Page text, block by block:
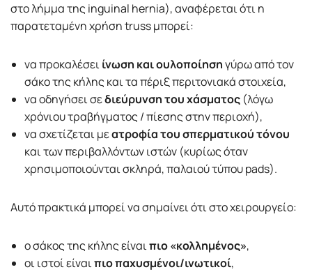
στο λήμμα της inguinal hernia), αναφέρεται ότι η
παρατεταμένη χρήση truss μπορεί:
να προκαλέσειίνωση και ουλοποίησηγύρω από τον
σάκο της κήλης και τα πέριξ περιτονιακά στοιχεία,
να οδηγήσει σεδιεύρυνση του χάσματος (λόγω
χρόνιου τραβήγματος / πίεσης στην περιοχή),
να σχετίζεται μεατροφία του σπερματικού τόνου
και των περιβαλλόντων ιστών (κυρίως όταν
χρησιμοποιούνται σκληρά, παλαιού τύπου pads).
Αυτό πρακτικά μπορεί να σημαίνει ότι στο χειρουργείο:
ο σάκος της κήλης είναιπιο «κολλημένος»,
οι ιστοί είναιπιο παχυσμένοι/ινωτικοί,